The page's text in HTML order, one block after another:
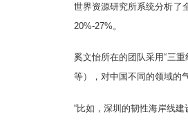
世界资源研究所系统分析了
20%-27%。
奚文怡所在的团队采用“三
等），对中国不同的领域的
“比如，深圳的韧性海岸线